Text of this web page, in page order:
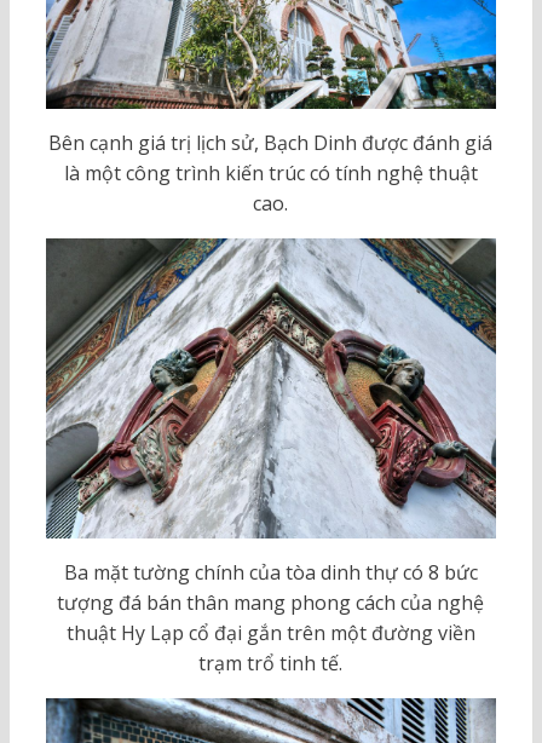
Bên cạnh giá trị lịch sử, Bạch Dinh được đánh giá
là một công trình kiến trúc có tính nghệ thuật
cao.
Ba mặt tường chính của tòa dinh thự có 8 bức
tượng đá bán thân mang phong cách của nghệ
thuật Hy Lạp cổ đại gắn trên một đường viền
trạm trổ tinh tế.